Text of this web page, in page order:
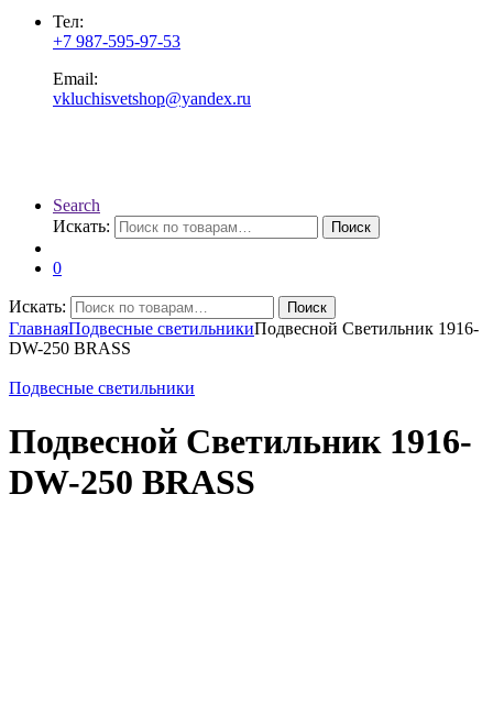
Тел:
+7 987-595-97-53
Email:
vkluchisvetshop@yandex.ru
Search
Искать:
Поиск
0
Искать: Поиск
ГлавнаяПодвесные светильникиПодвесной Светильник 1916-
DW-250 BRASS
Подвесные светильники
Подвесной Светильник 1916-
DW-250 BRASS